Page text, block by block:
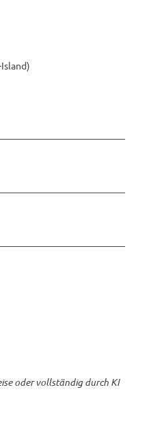
oder vollständig durch KI